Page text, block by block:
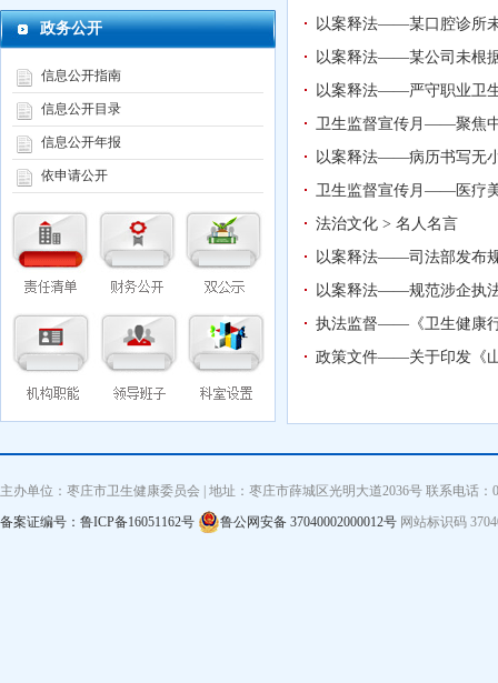
政务公开
信息公开指南
信息公开目录
信息公开年报
依申请公开
以案释法——某口腔诊所
以案释法——某公司未根
以案释法——严守职业卫
卫生监督宣传月——聚焦
以案释法——病历书写无
卫生监督宣传月——医疗
法治文化 > 名人名言
以案释法——司法部发布
以案释法——规范涉企执
执法监督——《卫生健康
政策文件——关于印发《
主办单位：枣庄市卫生健康委员会 | 地址：枣庄市薛城区光明大道2036号 联系电话
备案证编号：鲁ICP备16051162号
鲁公网安备 37040002000012号 网站标识码